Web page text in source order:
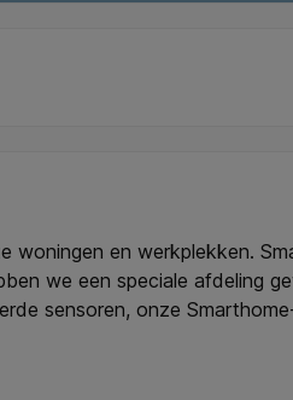
en werkplekken.
we een speciale afdeling
sensoren, onze